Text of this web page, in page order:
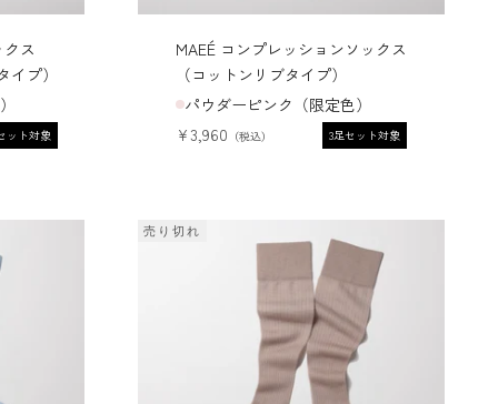
ス
プ）
ット対象
MAEÉ コンプレッションソックス
（コットンリブタイプ）
パウダーピンク（限定色）
セール価格
¥3,960 3足セット対象
売り切れ